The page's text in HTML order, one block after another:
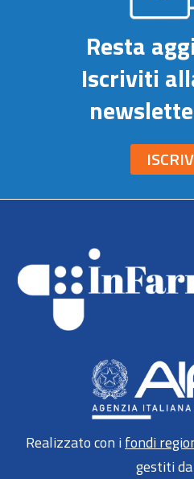
Resta
Iscriviti
Realizzato con ifondi
gestiti